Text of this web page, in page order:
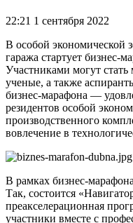
22:21 1 сентября 2022
В особой экономической
гаража стартует бизнес-
Участниками могут
ученые, а также
бизнес-марафона —
резидентов особой
производственного
вовлечение в
В рамках бизнес-
Так, состоится
преакселерационная
участники вместе с